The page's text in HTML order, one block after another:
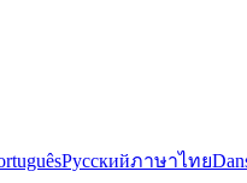
Русскийภาษาไทย